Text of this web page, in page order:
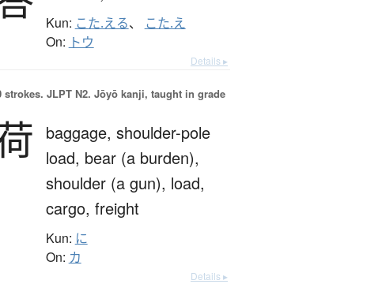
Kun: こた.える、 こた.え
On: トウ
Details ▸
strokes. JLPT N2. Jōyō kanji, taught in grade
baggage, shoulder-pole
load, bear (a burden),
shoulder (a gun), load,
cargo, freight
Kun: に
On: カ
Details ▸